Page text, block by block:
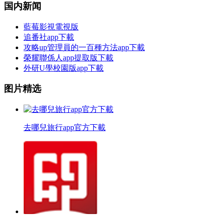
国内新闻
藍莓影視電視版
追番社app下載
攻略up管理員的一百種方法app下載
榮耀聯係人app提取版下載
外研U學校園版app下載
图片精选
去哪兒旅行app官方下載